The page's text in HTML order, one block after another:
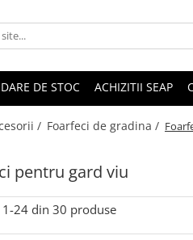
DE STOC ACHIZITII SEAP
/ Foarfeci de gradina /
pentru gard viu
1-24 din 30 produse